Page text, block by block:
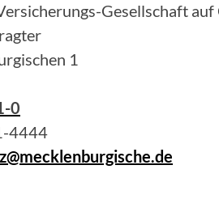
Gesellschaft auf
1
0
4444